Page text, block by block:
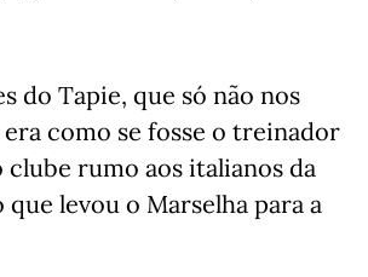
do Tapie, que só não nos
como se fosse o treinador
rumo aos italianos da
levou o Marselha para a